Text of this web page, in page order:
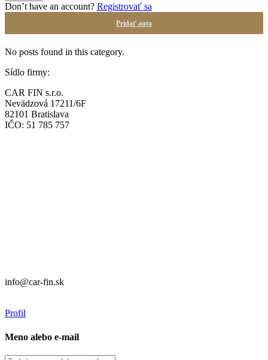
Don’t have an account? Registrovať sa
Pridať auto
No posts found in this category.
Sídlo firmy:
CAR FIN s.r.o.
Nevädzová 17211/6F
82101 Bratislava
IČO: 51 785 757
info@car-fin.sk
Profil
Meno alebo e-mail